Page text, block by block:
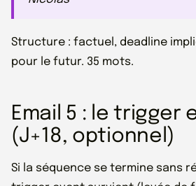
Structure : factuel, deadline
pour le futur. 35 mots.
Email 5 : le trigger
(J+18, optionnel)
Si la séquence se termine sans